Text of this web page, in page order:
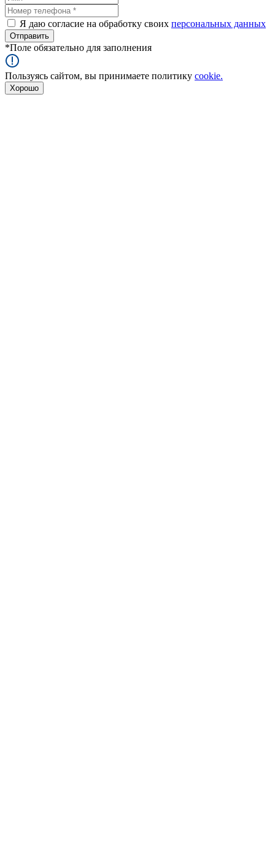
Я даю согласие на обработку своих персональных данных
*Поле обязательно для заполнения
Пользуясь сайтом, вы принимаете политику cookie.
Хорошо